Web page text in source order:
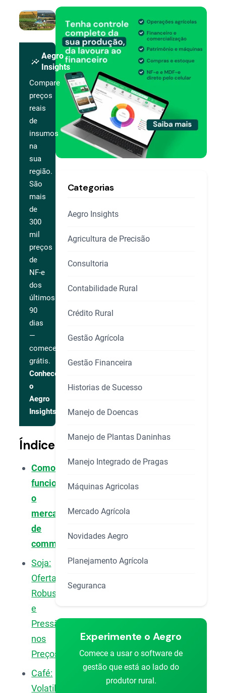
insights
Aegro
Insights
Compare
preços
reais
de
insumos
na
sua
região.
São
mais
de
300
mil
preços
de
NF-e
dos
últimos
90
dias
—
comece
grátis.
Conhecer
o
Aegro
Insights
Índice
Como
funciona
o
mercado
de
commodities?
Soja:
Oferta
Robusta
e
Pressão
nos
Preços
Café:
Volatilidade
Categorias
Aegro Insights
Agricultura de Precisão
Consultoria
Contabilidade Rural
Crédito Rural
Gestão Agrícola
Gestão Financeira
Historias de Sucesso
Manejo de Doencas
Manejo de Plantas Daninhas
Manejo Integrado de Pragas
Máquinas Agricolas
Mercado Agrícola
Novidades Aegro
Planejamento Agrícola
Seguranca
Experimente o Aegro
Comece a usar o software de
gestão que está ao lado do
produtor rural.